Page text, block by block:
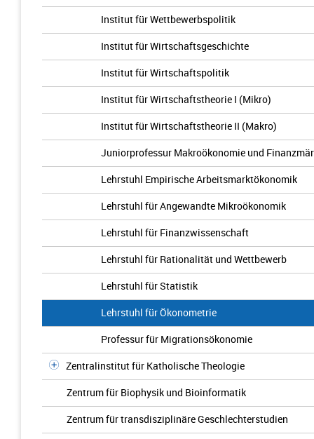
Institut für Wettbewerbspolitik
Institut für Wirtschaftsgeschichte
Institut für Wirtschaftspolitik
Institut für Wirtschaftstheorie I (Mikro)
Institut für Wirtschaftstheorie II (Makro)
Juniorprofessur Makroökonomie und
Lehrstuhl Empirische Arbeitsmarktökonomik
Lehrstuhl für Angewandte Mikroökonomik
Lehrstuhl für Finanzwissenschaft
Lehrstuhl für Rationalität und Wettbewerb
Lehrstuhl für Statistik
Lehrstuhl für Ökonometrie
Professur für Migrationsökonomie
Zentralinstitut für Katholische Theologie
Zentrum für Biophysik und Bioinformatik
Zentrum für transdisziplinäre Geschlechterstudien